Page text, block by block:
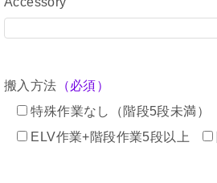
搬入方法 （必須）
特殊作業なし（階段5段未満）
ELV作業+階段作業5段以上